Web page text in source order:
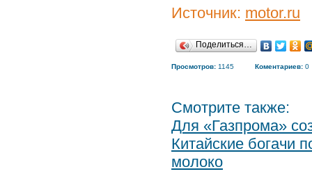
Источник: motor.ru
Поделиться…
Просмотров: 1145 Коментариев: 0
Смотрите также:
Для «Газпрома»
Китайские богачи
молоко